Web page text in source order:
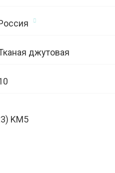
джутовая
KM5